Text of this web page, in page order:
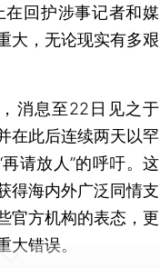
回护涉事记者和媒
大，无论现实有多艰
消息至22日见之于
在此后连续两天以罕
再请放人”的呼吁。这
得海内外广泛同情支
官方机构的表态，更
错误。